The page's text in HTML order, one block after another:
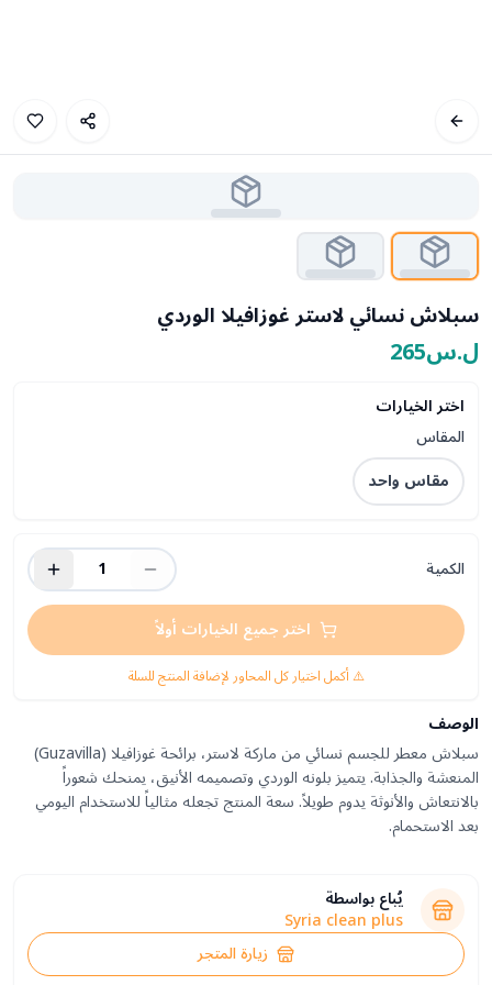
سبلاش نسائي لاستر غوزافيلا الوردي
ل.س265
اختر الخيارات
المقاس
مقاس واحد
الكمية
1
اختر جميع الخيارات أولاً
⚠️ أكمل اختيار كل المحاور لإضافة المنتج للسلة
الوصف
سبلاش معطر للجسم نسائي من ماركة لاستر، برائحة غوزافيلا (Guzavilla)
المنعشة والجذابة. يتميز بلونه الوردي وتصميمه الأنيق، يمنحك شعوراً
بالانتعاش والأنوثة يدوم طويلاً. سعة المنتج تجعله مثالياً للاستخدام اليومي
بعد الاستحمام.
يُباع بواسطة
Syria clean plus
زيارة المتجر